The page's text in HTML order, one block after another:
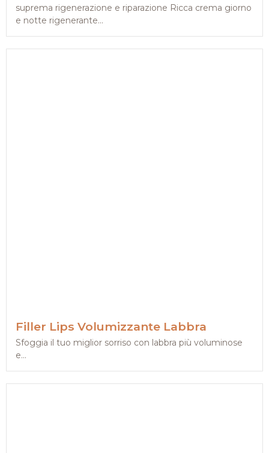
suprema rigenerazione e riparazione Ricca crema giorno
e notte rigenerante...
Filler Lips Volumizzante Labbra
Sfoggia il tuo miglior sorriso con labbra più voluminose
e...